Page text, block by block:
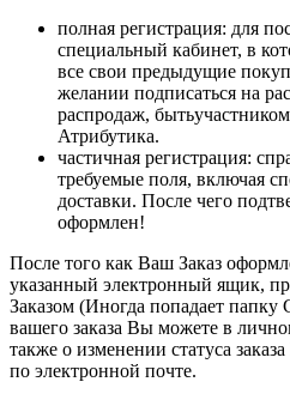
полная регистрация: для
специальный кабинет, в
все свои предыдущие
желании подписаться на
распродаж,
Атрибутика.
частичная регистрация:
требуемые поля, включая
доставки. После чего
оформлен!
После того как Ваш Заказ
указанный электронный ящик,
Заказом (Иногда попадает папку
вашего заказа Вы можете в
также о изменении статуса
по электронной почте.